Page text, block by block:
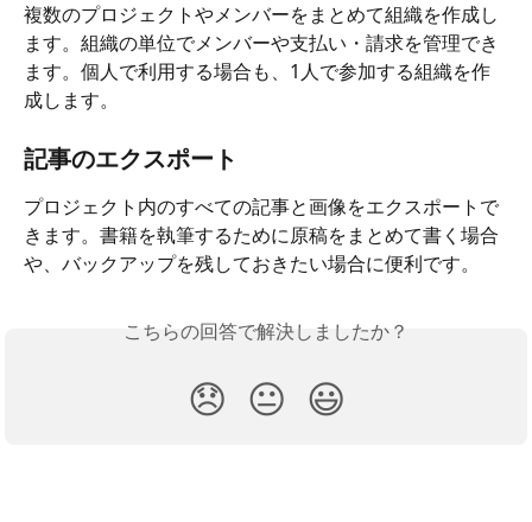
複数のプロジェクトやメンバーをまとめて組織を作成し
ます。組織の単位でメンバーや支払い・請求を管理でき
ます。個人で利用する場合も、1人で参加する組織を作
成します。
記事のエクスポート
プロジェクト内のすべての記事と画像をエクスポートで
きます。書籍を執筆するために原稿をまとめて書く場合
や、バックアップを残しておきたい場合に便利です。
こちらの回答で解決しましたか？
😞 😐 😃